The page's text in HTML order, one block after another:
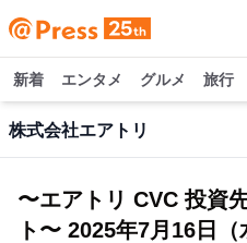
新着 エンタメ グルメ 旅行
株式会社エアトリ
〜エアトリ CVC 投資
ト〜 2025年7月16日